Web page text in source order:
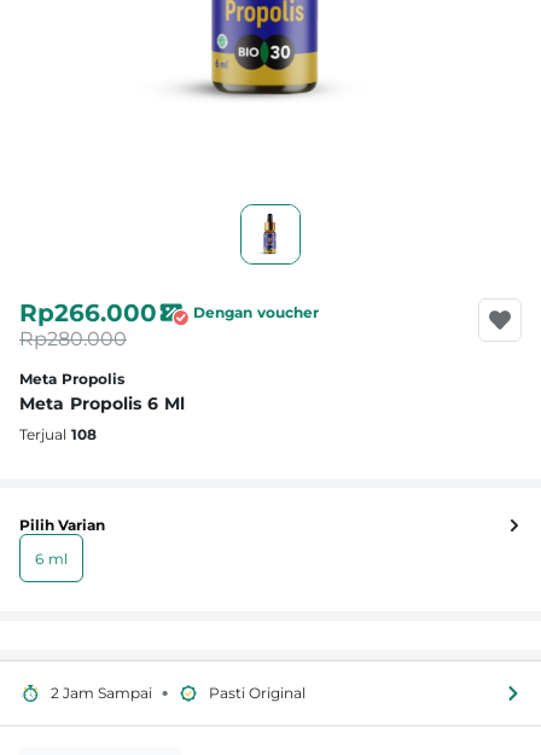
Meta Propolis
Meta Propolis 6 Ml
Terjual 108
Rp266.000 Dengan voucher
Rp280.000
Pilih Varian
6 ml
2 Jam Sampai • Pasti Original